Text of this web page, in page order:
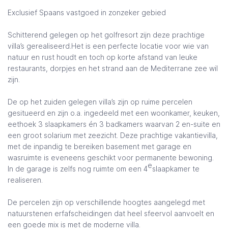
Exclusief Spaans vastgoed in zonzeker gebied
Schitterend gelegen op het golfresort zijn deze prachtige
villa’s gerealiseerd.Het is een perfecte locatie voor wie van
natuur en rust houdt en toch op korte afstand van leuke
restaurants, dorpjes en het strand aan de Mediterrane zee wil
zijn.
De op het zuiden gelegen villa’s zijn op ruime percelen
gesitueerd en zijn o.a. ingedeeld met een woonkamer, keuken,
eethoek 3 slaapkamers én 3 badkamers waarvan 2 en-suite en
een groot solarium met zeezicht. Deze prachtige vakantievilla,
met de inpandig te bereiken basement met garage en
wasruimte is eveneens geschikt voor permanente bewoning.
In de garage is zelfs nog ruimte om een 4eslaapkamer te
realiseren.
De percelen zijn op verschillende hoogtes aangelegd met
natuurstenen erfafscheidingen dat heel sfeervol aanvoelt en
een goede mix is met de moderne villa.